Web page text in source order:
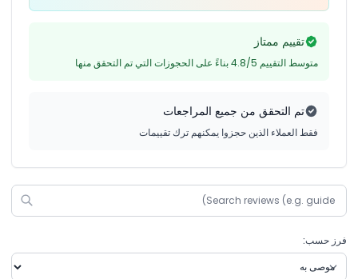
تقييم ممتاز
متوسط التقييم 4.8/5 بناءً على الحجوزات التي تم التحقق منها
تم التحقق من جميع المراجعات
فقط العملاء الذين حجزوا يمكنهم ترك تقييمات
فرز حسب: